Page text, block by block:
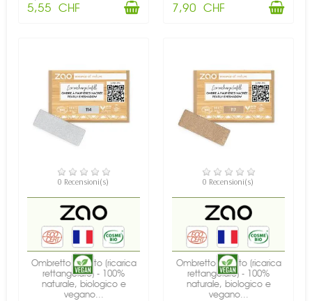
5,55 CHF
7,90 CHF
DISPONIBILE
0 Recensioni(s)
Ombretto perlato (ricarica
rettangolare) - 100%
naturale, biologico e
vegano...
DISPONIBILE
0 Recensioni(s)
Ombretto perlato (ricarica
rettangolare) - 100%
naturale, biologico e
vegano...